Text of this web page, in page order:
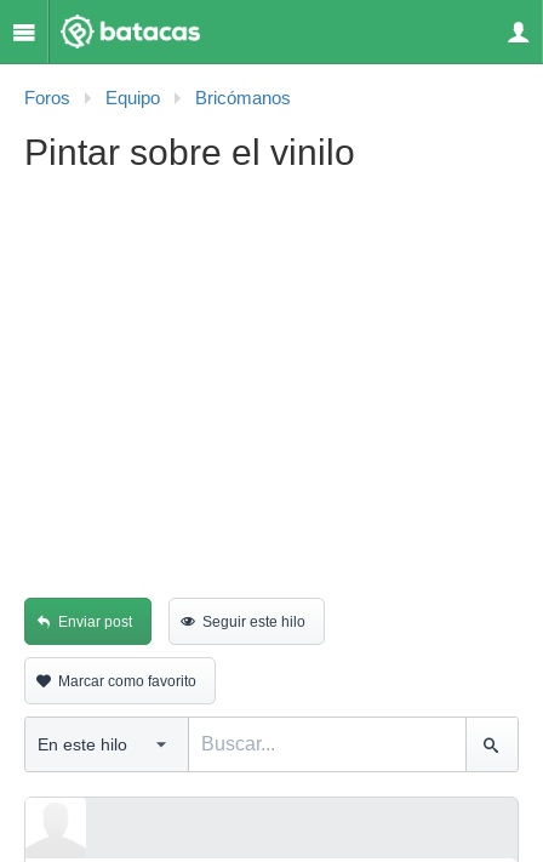
Foros Equipo Bricómanos
Pintar sobre el vinilo
Enviar post Seguir este hilo
Marcar como favorito